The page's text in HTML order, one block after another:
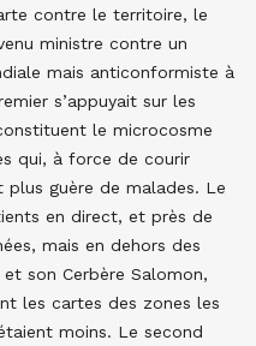
contre le territoire, le
ministre contre un
mais anticonformiste à
s’appuyait sur les
le microcosme
qui, à force de courir
plus guère de malades. Le
en direct, et près de
mais en dehors des
son Cerbère Salomon,
les cartes des zones les
moins. Le second